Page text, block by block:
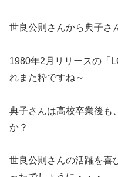
世良公則さんから典子さ
1980年2月リリースの「
れまた粋ですね～
典子さんは高校卒業後も
か？
世良公則さんの活躍を喜